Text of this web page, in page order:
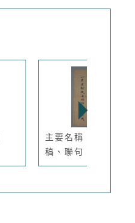
主要名稱：無題名詩
稿、聯句：...